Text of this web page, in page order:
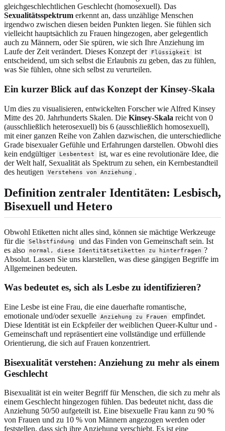
gleichgeschlechtlichen Geschlecht (homosexuell). Das
Sexualitätsspektrum erkennt an, dass unzählige Menschen
irgendwo zwischen diesen beiden Punkten liegen. Sie fühlen sich
vielleicht hauptsächlich zu Frauen hingezogen, aber gelegentlich
auch zu Männern, oder Sie spüren, wie sich Ihre Anziehung im
Laufe der Zeit verändert. Dieses Konzept der
Flüssigkeit
ist
entscheidend, um sich selbst die Erlaubnis zu geben, das zu fühlen,
was Sie fühlen, ohne sich selbst zu verurteilen.
Ein kurzer Blick auf das Konzept der Kinsey-Skala
Um dies zu visualisieren, entwickelten Forscher wie Alfred Kinsey
Mitte des 20. Jahrhunderts Skalen. Die Kinsey-Skala reicht von 0
(ausschließlich heterosexuell) bis 6 (ausschließlich homosexuell),
mit einer ganzen Reihe von Zahlen dazwischen, die unterschiedliche
Grade bisexualer Gefühle und Erfahrungen darstellen. Obwohl dies
kein endgültiger
Lesbentest
ist, war es eine revolutionäre Idee, die
der Welt half, Sexualität als Spektrum zu sehen, ein Kernbestandteil
des heutigen
Verstehens von Anziehung .
Definition zentraler Identitäten: Lesbisch,
Bisexuell und Hetero
Obwohl Etiketten nicht alles sind, können sie mächtige Werkzeuge
für die
Selbstfindung
und das Finden von Gemeinschaft sein. Ist
es also
normal, diese Identitätsetiketten zu hinterfragen ?
Absolut. Lassen Sie uns klarstellen, was diese gängigen Begriffe im
Allgemeinen bedeuten.
Was bedeutet es, sich als Lesbe zu identifizieren?
Eine Lesbe ist eine Frau, die eine dauerhafte romantische,
emotionale und/oder sexuelle
Anziehung zu Frauen
empfindet.
Diese Identität ist ein Eckpfeiler der weiblichen Queer-Kultur und -
Gemeinschaft und repräsentiert eine vollständige und erfüllende
Orientierung, die sich auf Frauen konzentriert.
Bisexualität verstehen: Anziehung zu mehr als einem
Geschlecht
Bisexualität ist ein weiter Begriff für Menschen, die sich zu mehr als
einem Geschlecht hingezogen fühlen. Das bedeutet nicht, dass die
Anziehung 50/50 aufgeteilt ist. Eine bisexuelle Frau kann zu 90 %
von Frauen und zu 10 % von Männern angezogen werden oder
feststellen, dass sich ihre Anziehung verschiebt. Es ist eine